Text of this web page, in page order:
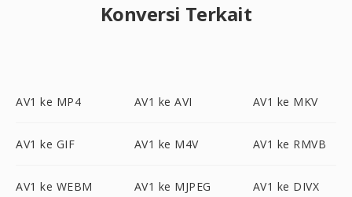
Konversi Terkait
AV1 ke MP4 AV1 ke AVI AV1 ke MKV
AV1 ke GIF AV1 ke M4V AV1 ke RMVB
AV1 ke WEBM AV1 ke MJPEG AV1 ke DIVX